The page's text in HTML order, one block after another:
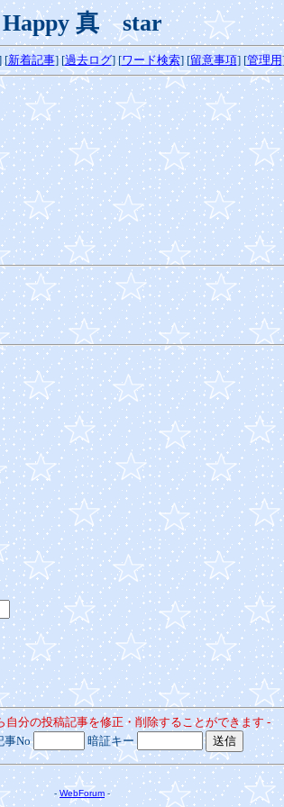
Happy 真 star
[新着記事][過去ログ][ワード検索] [留意事項] [管理用
自分の投稿記事を修正・削除することができます -
事No 暗証キー
- WebForum -